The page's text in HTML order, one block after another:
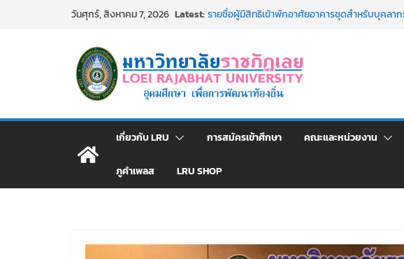
วันศุกร์, สิงหาคม 7, 2026 Latest:รายชื่อผู้มีสิทธิเข้าพักอาศัยอาคารชุดสำหรับบุคลา
ประกาศผู้ชนะการเสนอราคา จ้างทำปกปริญญาบัต
โดยวิธีเฉพาะเจาะจง
ม.ราชภัฏเลย จัดกิจกรรมจิตอาสาบำเพ็ญสาธารณป
สาธารณกุศล 69
มหาวิทยาลัยราชภัฏเลย ด้วยเงินนอกงบประมาณ ปร
เกี่ยวกับ LRU การสมัครเข้าศึกษา คณะและหน่วยงาน
ภูคำเพลส LRU SHOP